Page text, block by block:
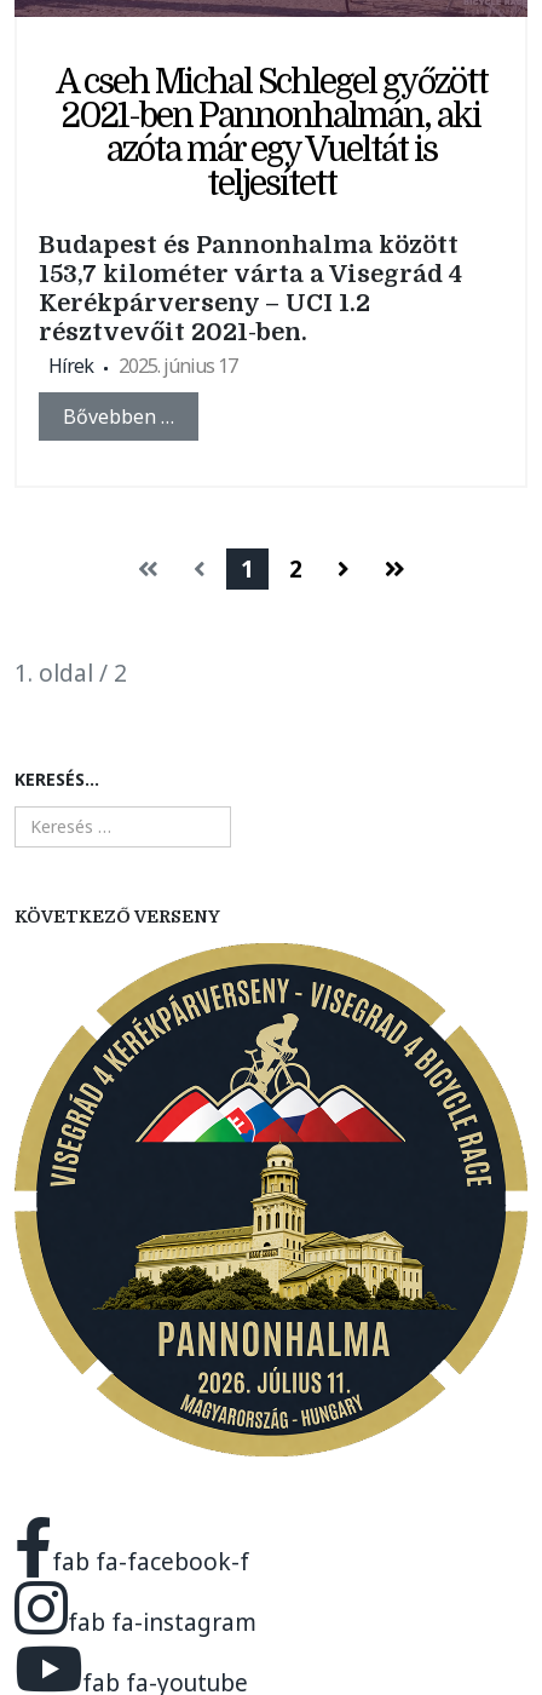
A cseh Michal Schlegel győzött
2021-ben Pannonhalmán, aki
azóta már egy Vueltát is
teljesített
Budapest és Pannonhalma között
153,7 kilométer várta a Visegrád 4
Kerékpárverseny – UCI 1.2
résztvevőit 2021-ben.
Hírek
2025. június 17
Bővebben …
1 2
1. oldal / 2
KERESÉS...
KÖVETKEZŐ VERSENY
fab fa-facebook-f
fab fa-instagram
fab fa-youtube